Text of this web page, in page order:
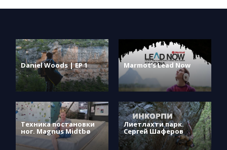
Daniel Woods | EP 1 Marmot’s Lead Now
Техника постановки
ног. Magnus Midtbø
Лиетлахти парк.
Сергей Шаферов